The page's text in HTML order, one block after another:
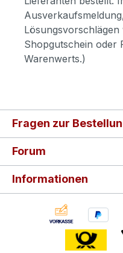
Lösungsvorschlägen
Shopgutschein oder
Warenwerts.)
Fragen zur
Forum
Informationen